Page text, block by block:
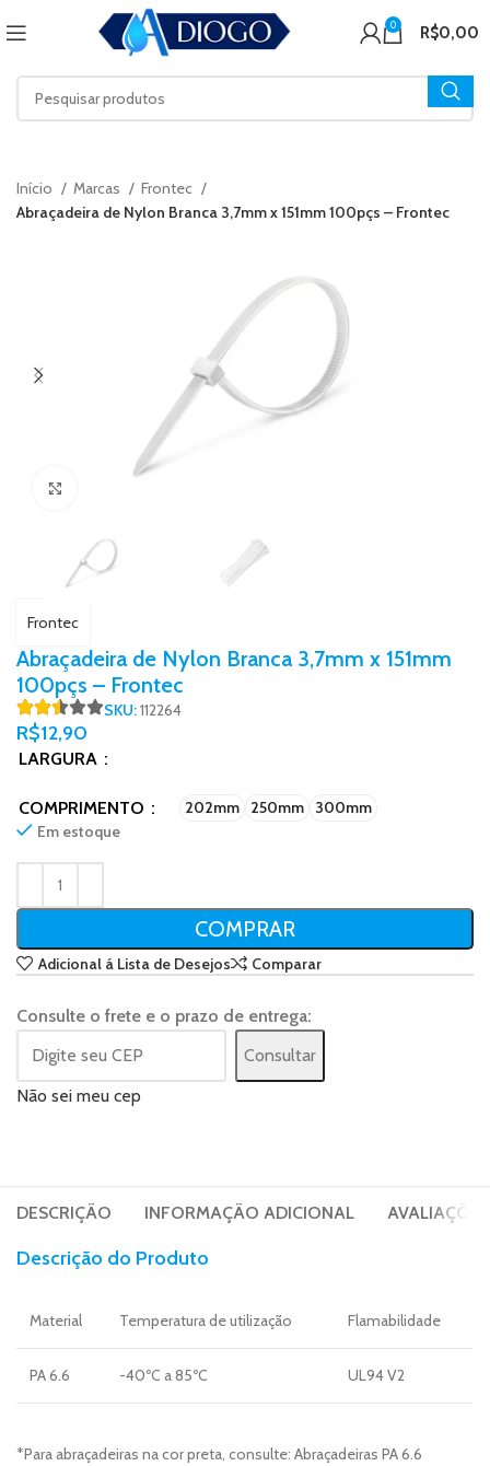
0 R$0,00
Início Marcas
Frontec
Abraçadeira de Nylon Branca 3,7mm x 151mm 100pçs – Frontec
Abraçadeira de Nylon Branca 3,7mm x 151mm
100pçs – Frontec
Frontec
SKU:112264
R$12,90
LARGURA
COMPRIMENTO 202mm 250mm
300mm
Em estoque
COMPRAR
Adicional á Lista de Desejos Comparar
Consulte o frete e o prazo de entrega:
Consultar
Não sei meu cep
DESCRIÇÃO INFORMAÇÃO ADICIONAL
Descrição do Produto
Material Temperatura de utilização Flamabilidade
PA 6.6 -40ºC a 85ºC UL94 V2
*Para abraçadeiras na cor preta, consulte: Abraçadeiras PA 6.6